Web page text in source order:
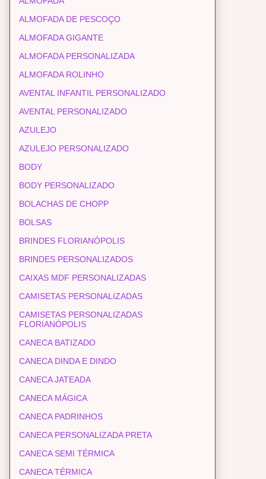
ALMOFADA DE PESCOÇO
ALMOFADA GIGANTE
ALMOFADA PERSONALIZADA
ALMOFADA ROLINHO
AVENTAL INFANTIL PERSONALIZADO
AVENTAL PERSONALIZADO
AZULEJO
AZULEJO PERSONALIZADO
BODY
BODY PERSONALIZADO
BOLACHAS DE CHOPP
BOLSAS
BRINDES FLORIANÓPOLIS
BRINDES PERSONALIZADOS
CAIXAS MDF PERSONALIZADAS
CAMISETAS PERSONALIZADAS
CAMISETAS PERSONALIZADAS
FLORIANÓPOLIS
CANECA BATIZADO
CANECA DINDA E DINDO
CANECA JATEADA
CANECA MÁGICA
CANECA PADRINHOS
CANECA PERSONALIZADA PRETA
CANECA SEMI TÉRMICA
CANECA TÉRMICA